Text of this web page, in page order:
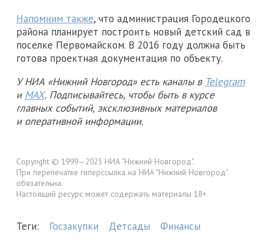
Напомним также, что администрация Городецкого
района планирует построить новый детский сад в
поселке Первомайском. В 2016 году должна быть
готова проектная документация по объекту.
У НИА «Нижний Новгород» есть каналы в Telegram
и MAX. Подписывайтесь, чтобы быть в курсе
главных событий, эксклюзивных материалов
и оперативной информации.
Copyright © 1999—2025 НИА "Нижний Новгород".
При перепечатке гиперссылка на НИА "Нижний Новгород"
обязательна.
Настоящий ресурс может содержать материалы 18+
Теги: Госзакупки Детсады Финансы